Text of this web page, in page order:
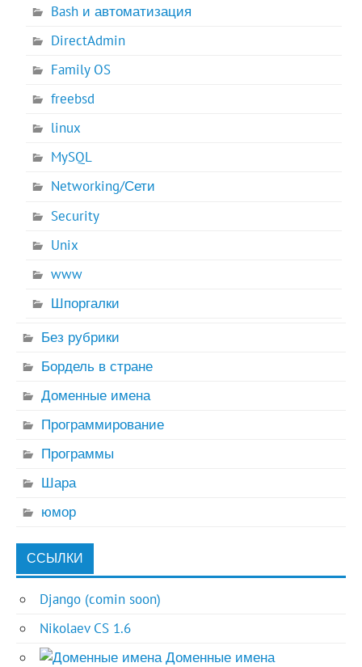
Bash и автоматизация
DirectAdmin
Family OS
freebsd
linux
MySQL
Networking/Сети
Security
Unix
www
Шпоргалки
Без рубрики
Бордель в стране
Доменные имена
Программирование
Программы
Шара
юмор
ССЫЛКИ
Django (comin soon)
Nikolaev CS 1.6
Доменные имена